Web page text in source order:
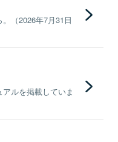
（2026年7月31日
ルを掲載していま